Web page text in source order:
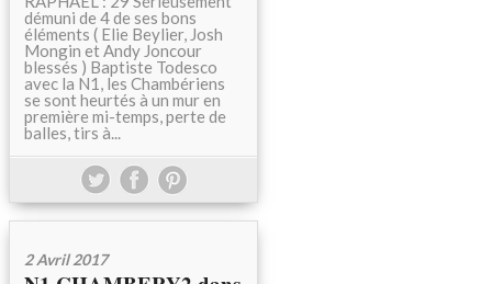
démuni de 4 de ses bons
éléments ( Elie Beylier, Josh
Mongin et Andy Joncour
blessés ) Baptiste Todesco
avec la N1, les Chambériens
se sont heurtés à un mur en
première mi-temps, perte de
balles, tirs à...
2 Avril 2017